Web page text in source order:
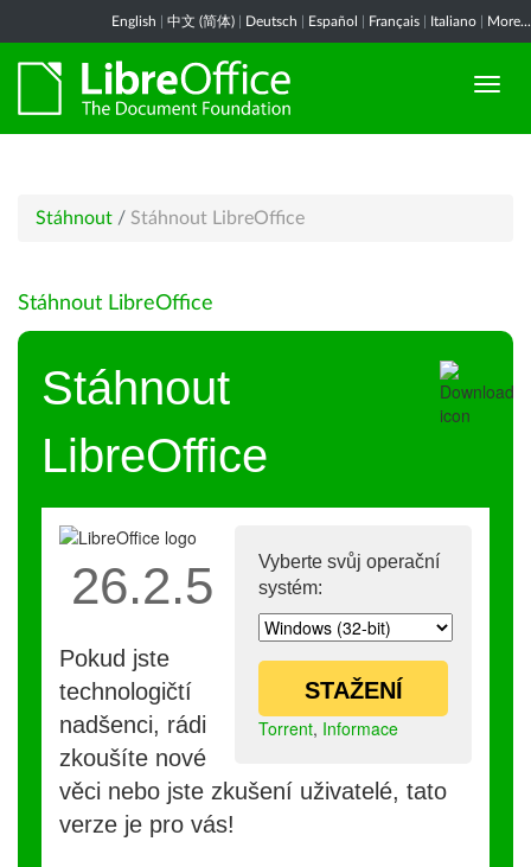
English 中文 (简体) Deutsch Español Français Italiano More...
Stáhnout / Stáhnout LibreOffice
Stáhnout LibreOffice
Stáhnout
LibreOffice
Vyberte svůj operační
systém:
STAŽENÍ
Torrent, Informace
26.2.5
Pokud jste
technologičtí
nadšenci, rádi
zkoušíte nové
věci nebo jste zkušení uživatelé, tato
verze je pro vás!